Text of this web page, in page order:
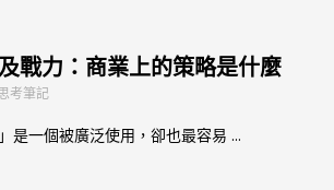
戰力：商業上的策略是什麼
考筆記
是一個被廣泛使用，卻也最容易 ...